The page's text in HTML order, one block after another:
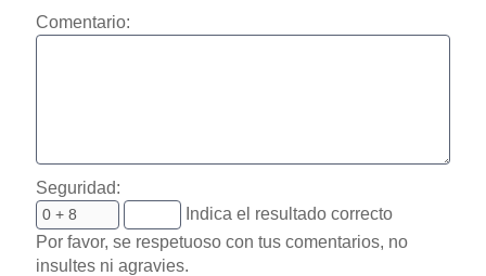
Comentario:
Seguridad:
Indica el resultado correcto
Por favor, se respetuoso con tus comentarios, no
insultes ni agravies.